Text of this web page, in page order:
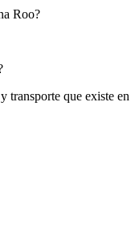
Roo?
transporte que existe